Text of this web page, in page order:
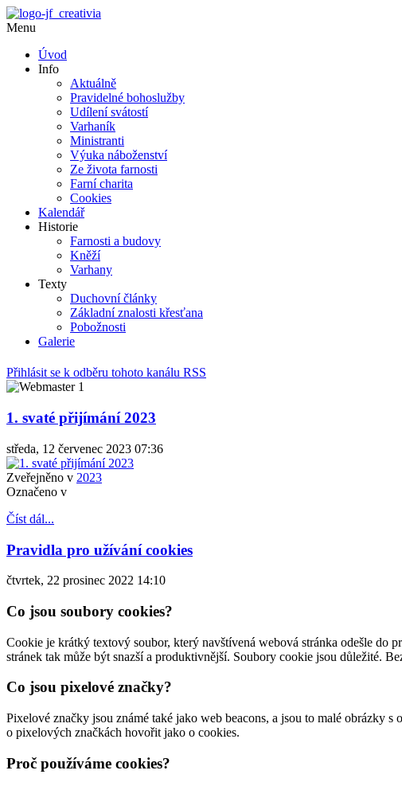
Menu
Úvod
Info
Aktuálně
Pravidelné bohoslužby
Udílení svátostí
Varhaník
Ministranti
Výuka náboženství
Ze života farnosti
Farní charita
Cookies
Kalendář
Historie
Farnosti a budovy
Kněží
Varhany
Texty
Duchovní články
Základní znalosti křesťana
Pobožnosti
Galerie
Přihlásit se k odběru tohoto kanálu RSS
1. svaté přijímání 2023
středa, 12 červenec 2023 07:36
Zveřejněno v 2023
Označeno v
Číst dál...
Pravidla pro užívání cookies
čtvrtek, 22 prosinec 2022 14:10
Co jsou soubory cookies?
Cookie je krátký textový soubor, který navštívená webová stránka odešle do
stránek tak může být snazší a produktivnější. Soubory cookie jsou důležité.
Co jsou pixelové značky?
Pixelové značky jsou známé také jako web beacons, a jsou to malé obrázky
o pixelových značkách hovořit jako o cookies.
Proč používáme cookies?